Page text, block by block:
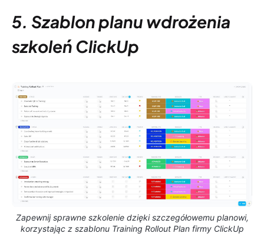
5. Szablon planu wdrożenia
szkoleń ClickUp
Zapewnij sprawne szkolenie dzięki szczegółowemu planowi,
korzystając z szablonu Training Rollout Plan firmy ClickUp